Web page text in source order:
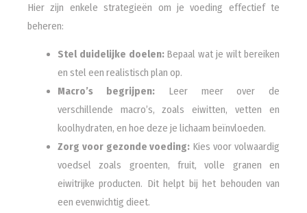
Hier zijn enkele strategieën om je voeding effectief te
beheren:
Stel duidelijke doelen:Bepaal wat je wilt bereiken
en stel een realistisch plan op.
Macro’s begrijpen: Leer meer over de
verschillende macro’s, zoals eiwitten, vetten en
koolhydraten, en hoe deze je lichaam beïnvloeden.
Zorg voor gezonde voeding: Kies voor volwaardig
voedsel zoals groenten, fruit, volle granen en
eiwitrijke producten. Dit helpt bij het behouden van
een evenwichtig dieet.